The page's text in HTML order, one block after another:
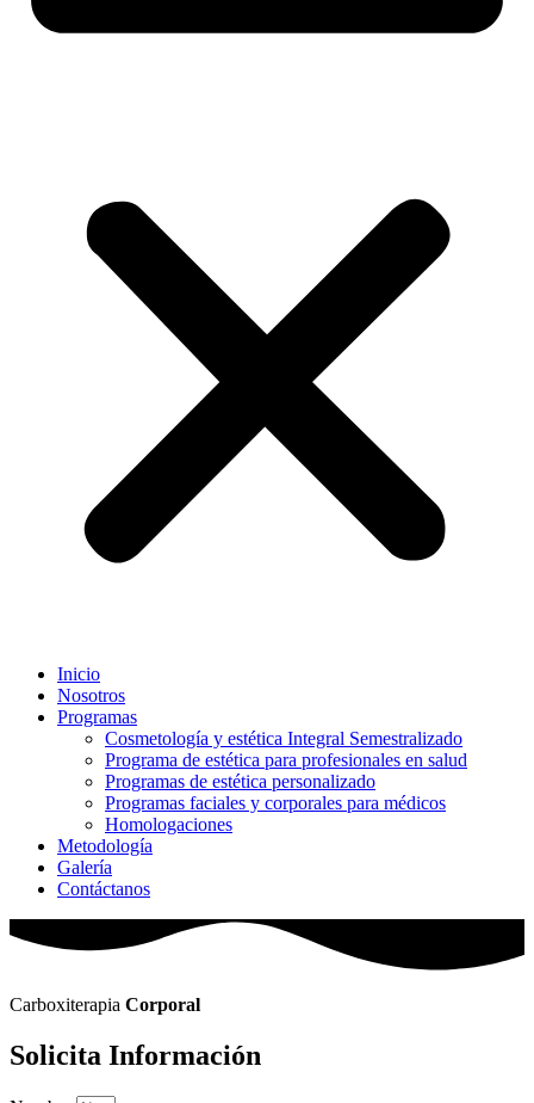
Inicio
Nosotros
Programas
Cosmetología y estética Integral Semestralizado
Programa de estética para profesionales en salud
Programas de estética personalizado
Programas faciales y corporales para médicos
Homologaciones
Metodología
Galería
Contáctanos
Carboxiterapia Corporal
Solicita Información